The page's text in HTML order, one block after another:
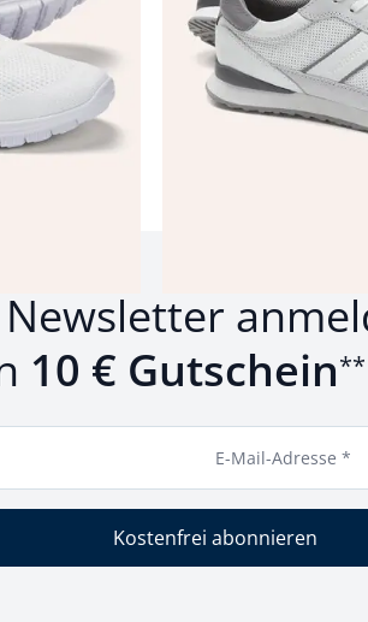
1 bis 6 von 6.
10 € Gutschein**
E-Mail-Adresse *
Kostenfrei abonnieren